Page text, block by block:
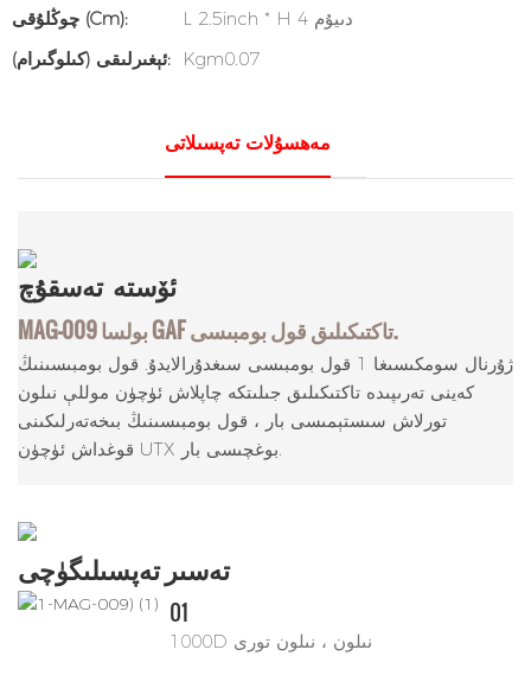
چوڭلۇقى (cm):
L 2.5inch * H 4 دىيۇم
ئېغىرلىقى (كىلوگىرام):
Kgm0.07
مەھسۇلات تەپسىلاتى
ئۆستە تەسقۇچ
MAG-009 بولسا GAF تاكتىكىلىق قول بومبىسى.
ژۇرنال سومكىسىغا 1 قول بومبىسى سىغدۇرالايدۇ. قول بومبىسىنىڭ
كەينى تەرىپىدە تاكتىكىلىق جىلىتكە چاپلاش ئۈچۈن موللې نىلون
تورلاش سىستېمىسى بار ، قول بومبىسىنىڭ بىخەتەرلىكىنى
قوغداش ئۈچۈن UTX بوغچىسى بار.
تەسىر تەپسىلىگۈچى
01
1000D نىلون ، نىلون تورى